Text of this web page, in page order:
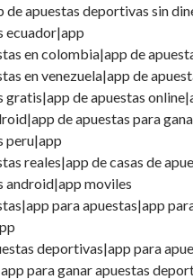
de apuestas deportivas sin
ecuador|app
en colombia|app de
en venezuela|app de
gratis|app de apuestas
de apuestas para
peru|app
reales|app de casas de
android|app moviles
para apuestas|app
deportivas|app para
para ganar apuestas